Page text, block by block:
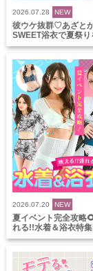
2026.07.28 NEW
彼ウケ抜群♡あざと
SWEET浴衣で夏祭り
2026.07.20 NEW
夏イベント完全攻略
れる!!水着＆浴衣特